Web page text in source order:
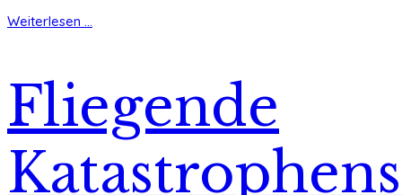
Weiterlesen ...
Fliegende